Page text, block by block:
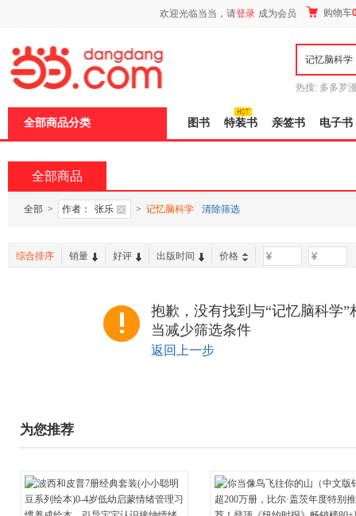
欢迎光临当当，请登录 成为会员 购物车
热搜: 多多罗
全部商品分类 图书 特装书 亲签书 电子书
全部商品
全部 > 作者： 张乐 > 记忆脑科学 清除筛选
综合排序 销量 好评 出版时间 价格 -
抱歉，没有找到与“记忆脑科学
当减少筛选条件
返回上一步
为您推荐
页
加